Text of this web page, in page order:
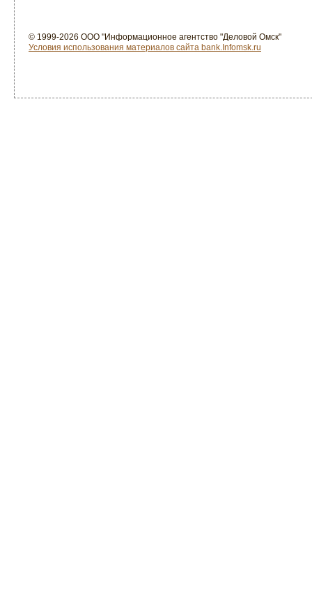
© 1999-2026 ООО "Информационное агентство "Деловой Омск"
Условия использования материалов сайта bank.Infomsk.ru